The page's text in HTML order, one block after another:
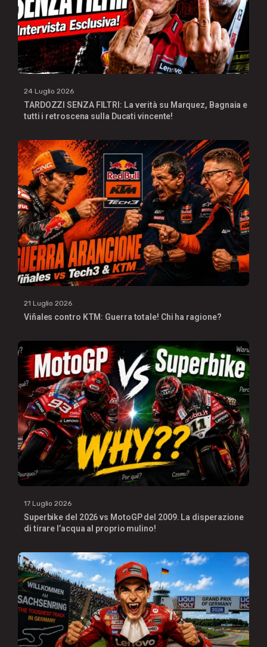
24 Luglio 2026
TARDOZZI SENZA FILTRI: La verità su Marquez, Bagnaia e
tutti i retroscena sulla Ducati vincente!
21 Luglio 2026
Viñales contro KTM: Guerra totale! Chi ha ragione?
17 Luglio 2026
Superbike del 2026 vs MotoGP del 2009. La disperazione
di tirare l’acqua al proprio mulino!